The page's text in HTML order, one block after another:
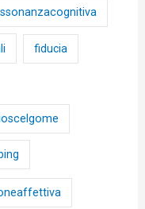
fiducia